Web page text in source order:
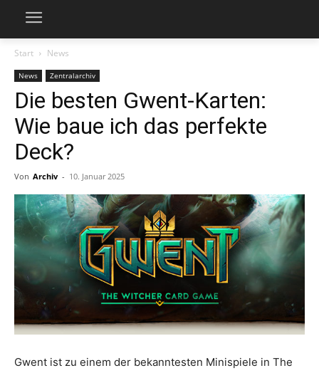
Start News
News Zentralarchiv
Die besten Gwent-Karten:
Wie baue ich das perfekte
Deck?
Von Archiv - 10. Januar 2025
Gwent ist zu einem der bekanntesten Minispiele in The